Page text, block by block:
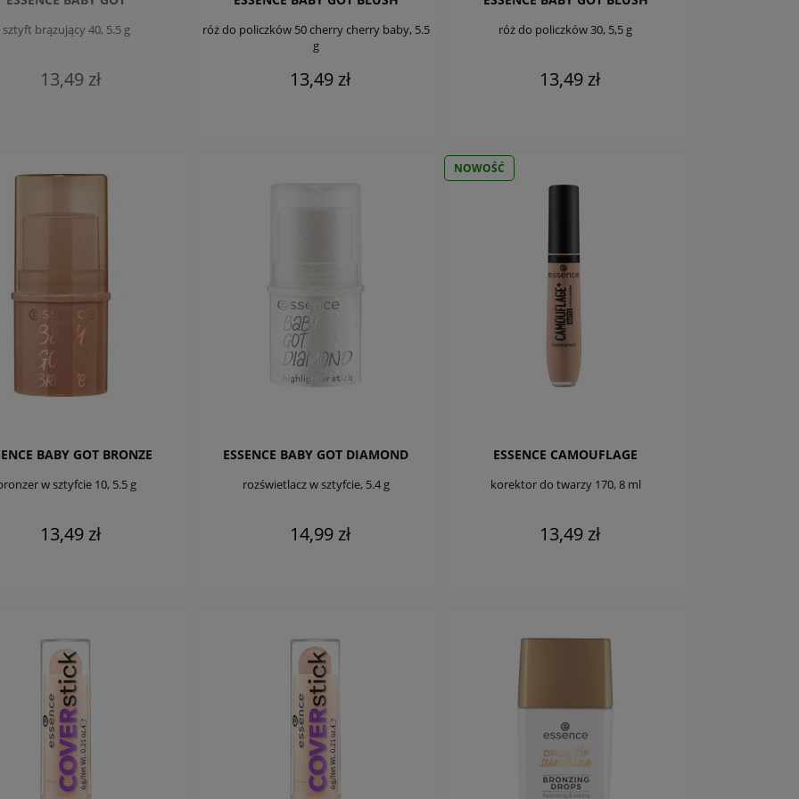
sztyft brązujący 40, 5.5 g
13,49 zł
róż do policzków 50 cherry cherry baby, 5.5
g
13,49 zł
róż do policzków 30, 5,5 g
13,49 zł
BABY GOT BRONZE
w sztyfcie 10, 5.5 g
13,49 zł
ESSENCE BABY GOT DIAMOND
rozświetlacz w sztyfcie, 5.4 g
14,99 zł
ESSENCE CAMOUFLAGE
korektor do twarzy 170, 8 ml
13,49 zł
NOWOŚĆ